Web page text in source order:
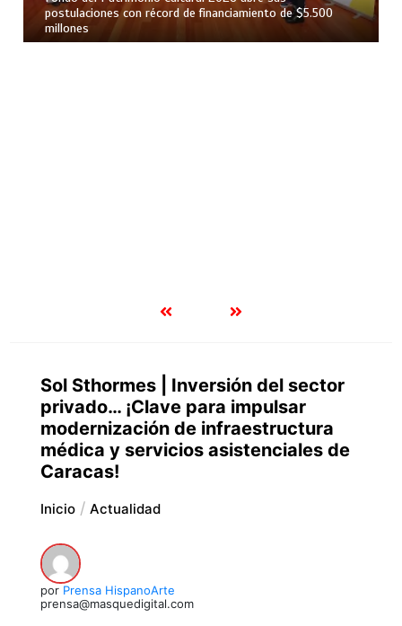
postulaciones con récord de financiamiento de $5.500
millones
Sol Sthormes | Inversión del sector
privado… ¡Clave para impulsar
modernización de infraestructura
médica y servicios asistenciales de
Caracas!
Inicio Actualidad
por Prensa HispanoArte
prensa@masquedigital.com